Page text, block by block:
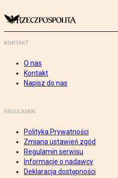
KONTAKT
O nas
Kontakt
Napisz do nas
REGULAMIN
Polityka Prywatności
Zmiana ustawień zgód
Regulamin serwisu
Informacje o nadawcy
Deklaracja dostępności